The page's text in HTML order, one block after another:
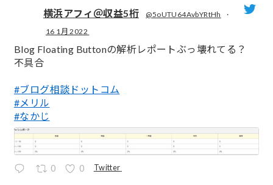
横浜アフィ＠収益5桁 @5oUTU64AvbYRtHh
·
16 1月 2022
Blog Floating Buttonの解析レポートぶっ壊れてる？
不具合
#ブログ相談ドットコム
#メリル
#なかじ
0 0 Twitter